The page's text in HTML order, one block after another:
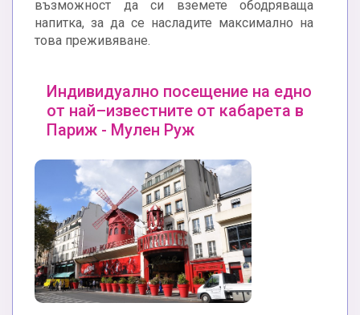
възможност да си вземете ободряваща
напитка, за да се насладите максимално на
това преживяване.
Индивидуално посещение на едно
от най–известните от кабарета в
Париж - Мулен Руж